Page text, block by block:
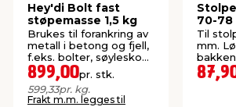
Hey'di Bolt fast
støpemasse 1,5 kg
Brukes til forankring av
metall i betong og fjell,
f.eks. bolter, søylesko
og rekkverk.
899,00pr. stk.
599,33pr. kg.
Frakt m.m. legges til
70-78
Til
mm.